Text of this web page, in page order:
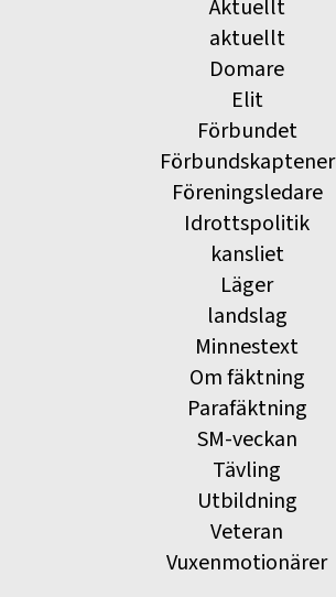
Aktuellt
aktuellt
Domare
Elit
Förbundet
Förbundskaptener
Föreningsledare
Idrottspolitik
kansliet
Läger
landslag
Minnestext
Om fäktning
Parafäktning
SM-veckan
Tävling
Utbildning
Veteran
Vuxenmotionärer